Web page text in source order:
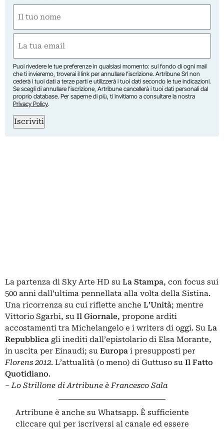
(Required)
(Required)
Puoi rivedere le tue preferenze in qualsiasi momento: sul fondo di ogni mail
che ti invieremo, troverai il link per annullare l’iscrizione. Artribune Srl non
cederà i tuoi dati a terze parti e utilizzerà i tuoi dati secondo le tue indicazioni.
Se scegli di annullare l’iscrizione, Artribune cancellerà i tuoi dati personali dal
proprio database. Per saperne di più, ti invitiamo a consultare la nostra
Privacy Policy.
Iscriviti
La partenza di Sky Arte HD su La Stampa, con focus sui
500 anni dall’ultima pennellata alla volta della Sistina.
Una ricorrenza su cui riflette anche L’Unità; mentre
Vittorio Sgarbi, su Il Giornale, propone arditi
accostamenti tra Michelangelo e i writers di oggi. Su La
Repubblica gli inediti dall’epistolario di Elsa Morante,
in uscita per Einaudi; su Europa i presupposti per
Florens 2012. L’attualità (o meno) di Guttuso su Il Fatto
Quotidiano.
– Lo Strillone di Artribune è Francesco Sala
Artribune è anche su Whatsapp. È sufficiente
cliccare qui per iscriversi al canale ed essere